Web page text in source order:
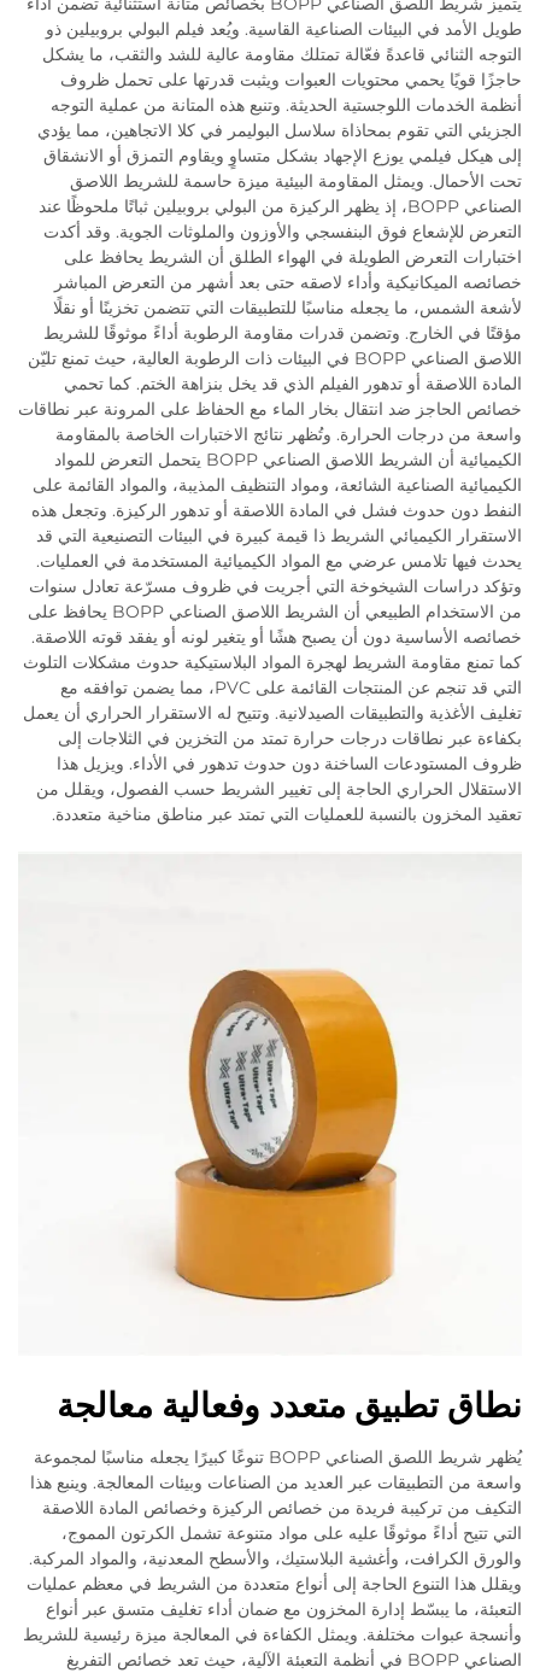
طويل الأمد في البيئات الصناعية القاسية. ويُعد فيلم البولي بروبيلين ذو
التوجه الثنائي قاعدةً فعّالة تمتلك مقاومة عالية للشد والثقب، ما يشكل
حاجزًا قويًا يحمي محتويات العبوات ويثبت قدرتها على تحمل ظروف
أنظمة الخدمات اللوجستية الحديثة. وتنبع هذه المتانة من عملية التوجه
الجزيئي التي تقوم بمحاذاة سلاسل البوليمر في كلا الاتجاهين، مما يؤدي
إلى هيكل فيلمي يوزع الإجهاد بشكل متساوٍ ويقاوم التمزق أو الانشقاق
تحت الأحمال. ويمثل المقاومة البيئية ميزة حاسمة للشريط اللاصق
الصناعي BOPP، إذ يظهر الركيزة من البولي بروبيلين ثباتًا ملحوظًا عند
التعرض للإشعاع فوق البنفسجي والأوزون والملوثات الجوية. وقد أكدت
اختبارات التعرض الطويلة في الهواء الطلق أن الشريط يحافظ على
خصائصه الميكانيكية وأداء لاصقه حتى بعد أشهر من التعرض المباشر
لأشعة الشمس، ما يجعله مناسبًا للتطبيقات التي تتضمن تخزينًا أو نقلًا
مؤقتًا في الخارج. وتضمن قدرات مقاومة الرطوبة أداءً موثوقًا للشريط
اللاصق الصناعي BOPP في البيئات ذات الرطوبة العالية، حيث تمنع تليّن
المادة اللاصقة أو تدهور الفيلم الذي قد يخل بنزاهة الختم. كما تحمي
خصائص الحاجز ضد انتقال بخار الماء مع الحفاظ على المرونة عبر نطاقات
واسعة من درجات الحرارة. وتُظهر نتائج الاختبارات الخاصة بالمقاومة
الكيميائية أن الشريط اللاصق الصناعي BOPP يتحمل التعرض للمواد
الكيميائية الصناعية الشائعة، ومواد التنظيف المذيبة، والمواد القائمة على
النفط دون حدوث فشل في المادة اللاصقة أو تدهور الركيزة. وتجعل هذه
الاستقرار الكيميائي الشريط ذا قيمة كبيرة في البيئات التصنيعية التي قد
يحدث فيها تلامس عرضي مع المواد الكيميائية المستخدمة في العمليات.
وتؤكد دراسات الشيخوخة التي أجريت في ظروف مسرّعة تعادل سنوات
من الاستخدام الطبيعي أن الشريط اللاصق الصناعي BOPP يحافظ على
خصائصه الأساسية دون أن يصبح هشًا أو يتغير لونه أو يفقد قوته اللاصقة.
كما تمنع مقاومة الشريط لهجرة المواد البلاستيكية حدوث مشكلات التلوث
التي قد تنجم عن المنتجات القائمة على PVC، مما يضمن توافقه مع
تغليف الأغذية والتطبيقات الصيدلانية. وتتيح له الاستقرار الحراري أن يعمل
بكفاءة عبر نطاقات درجات حرارة تمتد من التخزين في الثلاجات إلى
ظروف المستودعات الساخنة دون حدوث تدهور في الأداء. ويزيل هذا
الاستقلال الحراري الحاجة إلى تغيير الشريط حسب الفصول، ويقلل من
تعقيد المخزون بالنسبة للعمليات التي تمتد عبر مناطق مناخية متعددة.
نطاق تطبيق متعدد وفعالية معالجة
يُظهر شريط اللصق الصناعي BOPP تنوعًا كبيرًا يجعله مناسبًا لمجموعة
واسعة من التطبيقات عبر العديد من الصناعات وبيئات المعالجة. وينبع هذا
التكيف من تركيبة فريدة من خصائص الركيزة وخصائص المادة اللاصقة
التي تتيح أداءً موثوقًا عليه على مواد متنوعة تشمل الكرتون المموج،
والورق الكرافت، وأغشية البلاستيك، والأسطح المعدنية، والمواد المركبة.
ويقلل هذا التنوع الحاجة إلى أنواع متعددة من الشريط في معظم عمليات
التعبئة، ما يبسّط إدارة المخزون مع ضمان أداء تغليف متسق عبر أنواع
وأنسجة عبوات مختلفة. ويمثل الكفاءة في المعالجة ميزة رئيسية للشريط
الصناعي BOPP في أنظمة التعبئة الآلية، حيث تعد خصائص التفريغ